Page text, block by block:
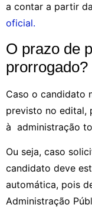
a contar a partir da
oficial.
O prazo de
prorrogado?
Caso o candidato
previsto no edital,
à administração
Ou seja, caso
candidato deve
automática, pois
Administração